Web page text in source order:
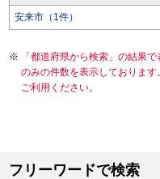
安来市（1件）
「都道府県から検索」の結果
のみの件数を表示しておりま
ご利用ください。
フリーワードで検索